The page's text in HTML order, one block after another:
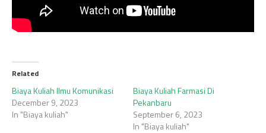
Related
Biaya Kuliah Ilmu Komunikasi
December 9, 2023
In "Biaya kuliah"
Biaya Kuliah Farmasi Di
Pekanbaru
September 6, 2023
In "Biaya kuliah"